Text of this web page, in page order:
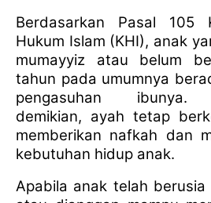
Berdasarkan Pasal 105
Hukum Islam (KHI), anak
mumayyiz atau belum
tahun pada umumnya
pengasuhan ibunya.
demikian, ayah tetap
memberikan nafkah dan
kebutuhan hidup anak.
Apabila anak telah berusia